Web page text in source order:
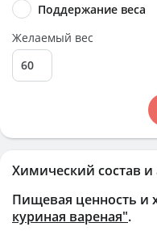
Химический состав
Пищевая ценность и
куриная вареная".
Поддержание веса
Желаемый вес